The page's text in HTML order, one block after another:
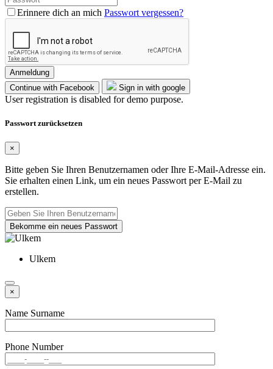
Erinnere dich an mich Passwort vergessen?
Anmeldung
Continue with Facebook
Sign in with google
User registration is disabled for demo purpose.
Passwort zurücksetzen
×
Bitte geben Sie Ihren Benutzernamen oder Ihre E-Mail-Adresse ein.
Sie erhalten einen Link, um ein neues Passwort per E-Mail zu
erstellen.
Bekomme ein neues Passwort
Ulkem
×
Name Surname
Phone Number